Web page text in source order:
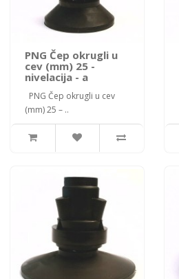
PNG Čep okrugli u
cev (mm) 25 -
nivelacija - a
PNG Čep okrugli u cev
(mm) 25 – ..